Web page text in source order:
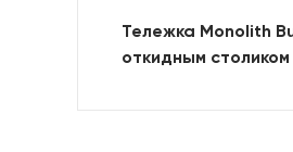
Тележка Monolith
откидным столиком